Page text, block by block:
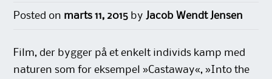
Posted on marts 11, 2015 by Jacob Wendt Jensen
Film, der bygger på et enkelt individs kamp med
naturen som for eksempel »Castaway«, »Into the